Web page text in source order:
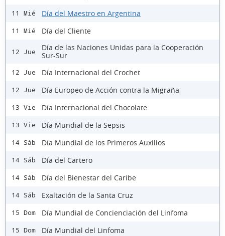
11 Mié Día del Maestro en Argentina
11 Mié Día del Cliente
12 Jue
Día de las Naciones Unidas para la Cooperación
Sur-Sur
12 Jue Día Internacional del Crochet
12 Jue Día Europeo de Acción contra la Migraña
13 Vie Día Internacional del Chocolate
13 Vie Día Mundial de la Sepsis
14 Sáb Día Mundial de los Primeros Auxilios
14 Sáb Día del Cartero
14 Sáb Día del Bienestar del Caribe
14 Sáb Exaltación de la Santa Cruz
15 Dom Día Mundial de Concienciación del Linfoma
15 Dom Día Mundial del Linfoma